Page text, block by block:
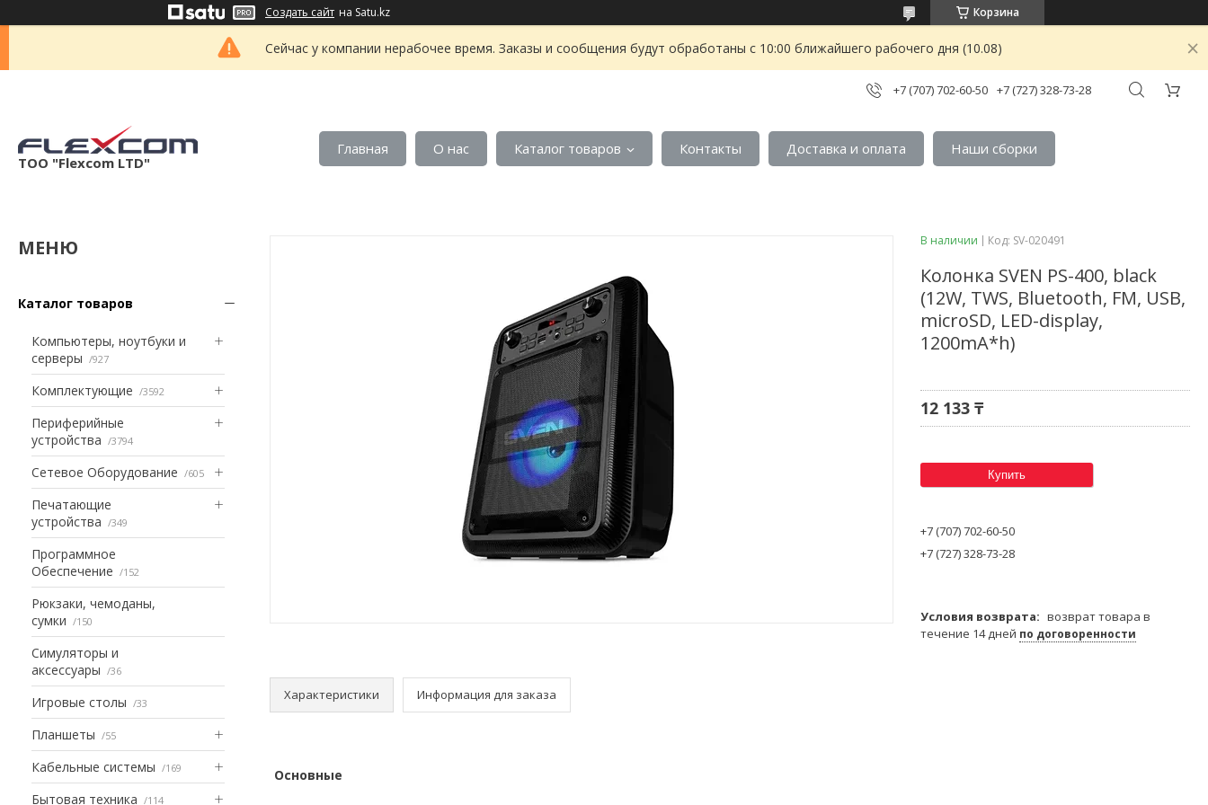
Создать сайт на Satu.kz Корзина
Сейчас у компании нерабочее время. Заказы и сообщения будут обработаны с 10:00 ближайшего рабочего дня (10.08)
+7 (707) 702-60-50 +7 (727) 328-73-28
ТОО "Flexcom LTD"
Главная О нас Каталог товаров Контакты Доставка и оплата Наши сборки
Каталог товаров
Компьютеры, ноутбуки и
серверы
927
Комплектующие 3592
Периферийные
устройства
3794
Сетевое Оборудование 605
Печатающие
устройства
349
Программное
Обеспечение
152
Рюкзаки, чемоданы,
сумки
150
Симуляторы и
аксессуары
36
Игровые столы 33
Планшеты 55
Кабельные системы 169
Бытовая техника 114
Характеристики Информация для заказа
Основные
В наличии Код: SV-020491
Колонка SVEN PS-400, black
(12W, TWS, Bluetooth, FM, USB,
microSD, LED-display,
1200mA*h)
12 133 ₸
Купить
+7 (707) 702-60-50
+7 (727) 328-73-28
возврат товара в
течение 14 дней по договоренности